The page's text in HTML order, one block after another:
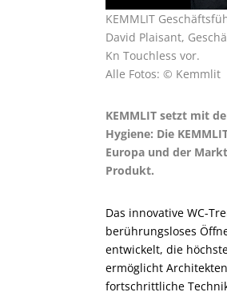
KEMMLIT
David Plaisant,
Kn Touchless vor.
Alle Fotos: © Kemmlit
KEMMLIT setzt mit
Hygiene: Die
Europa und der
Produkt.
Das innovative WC-
berührungsloses
entwickelt, die
ermöglicht
fortschrittliche